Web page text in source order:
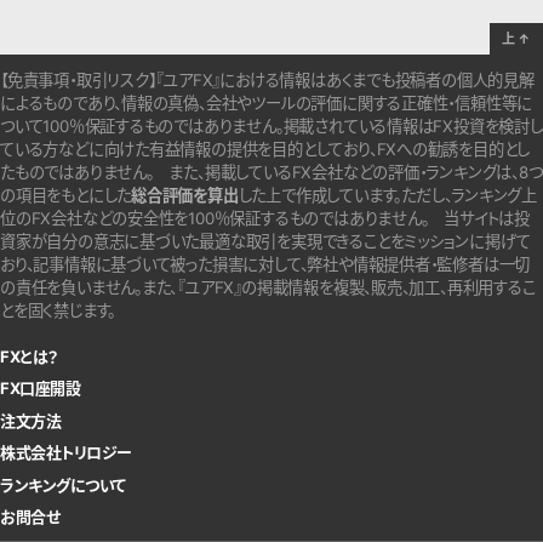
【免責事項・取引リスク】『ユアFX』における情報はあくまでも投稿者の個人的見解
によるものであり、情報の真偽、会社やツールの評価に関する正確性・信頼性等に
ついて100％保証するものではありません。掲載されている情報はFX投資を検討し
ている方などに向けた有益情報の提供を目的としており、FXへの勧誘を目的とし
たものではありません。 また、掲載しているFX会社などの評価・ランキングは、8つ
の項目をもとにした総合評価を算出 した上で作成しています。ただし、ランキング上
位のFX会社などの安全性を100％保証するものではありません。
当サイトは投
資家が自分の意志に基づいた最適な取引を実現できることをミッションに掲げて
おり、記事情報に基づいて被った損害に対して、弊社や情報提供者・監修者は一切
の責任を負いません。また、『ユアFX』の掲載情報を複製、販売、加工、再利用するこ
とを固く禁じます。
FXとは？
FX口座開設
注文方法
株式会社トリロジー
ランキングについて
お問合せ
上 ↑